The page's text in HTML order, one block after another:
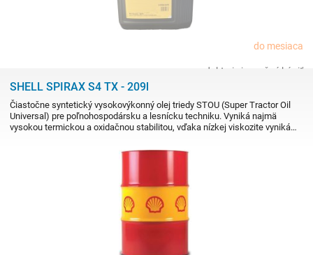
do mesiaca
produkt nie je možné kúpiť
SHELL SPIRAX S4 TX - 209l
Čiastočne syntetický vysokovýkonný olej triedy STOU (Super Tractor Oil
Universal) pre poľnohospodársku a lesnícku techniku. Vyniká najmä
vysokou termickou a oxidačnou stabilitou, vďaka nízkej viskozite vyniká…